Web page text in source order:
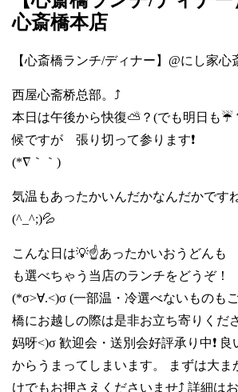
心斎橋本店
【心斎橋ランチ/ディナー】@にし家心
西屋心斋桥总部。⤴️
本日は午後から快復⛅？(でも明日も☔
候ですが 張り切って参ります❗
(*∇｀｀)
気温もあったかいんだかなんだかです
(^_^;)💦
こんな日は💡☝️あったかいおうどんも
も選べちゃう当店のランチをどうぞ！
(*σ>∀.<)σ (一部温・冷選べないものも
橋にお越しの際は是非お立ち寄りくだ
妈呀<)σ 歓迎会・送別会好評承り中❗ 良
からうまってしまいます。 まずは大ま
けでもお押さえくださいませ⤴️ 詳細は